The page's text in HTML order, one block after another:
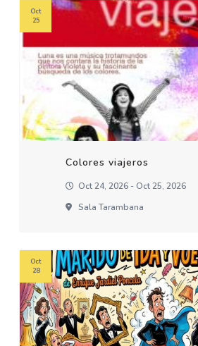
Colores viajeros
Oct 24, 2026 - Oct 25, 2026
Sala Tarambana
Oct
25
Oct
28